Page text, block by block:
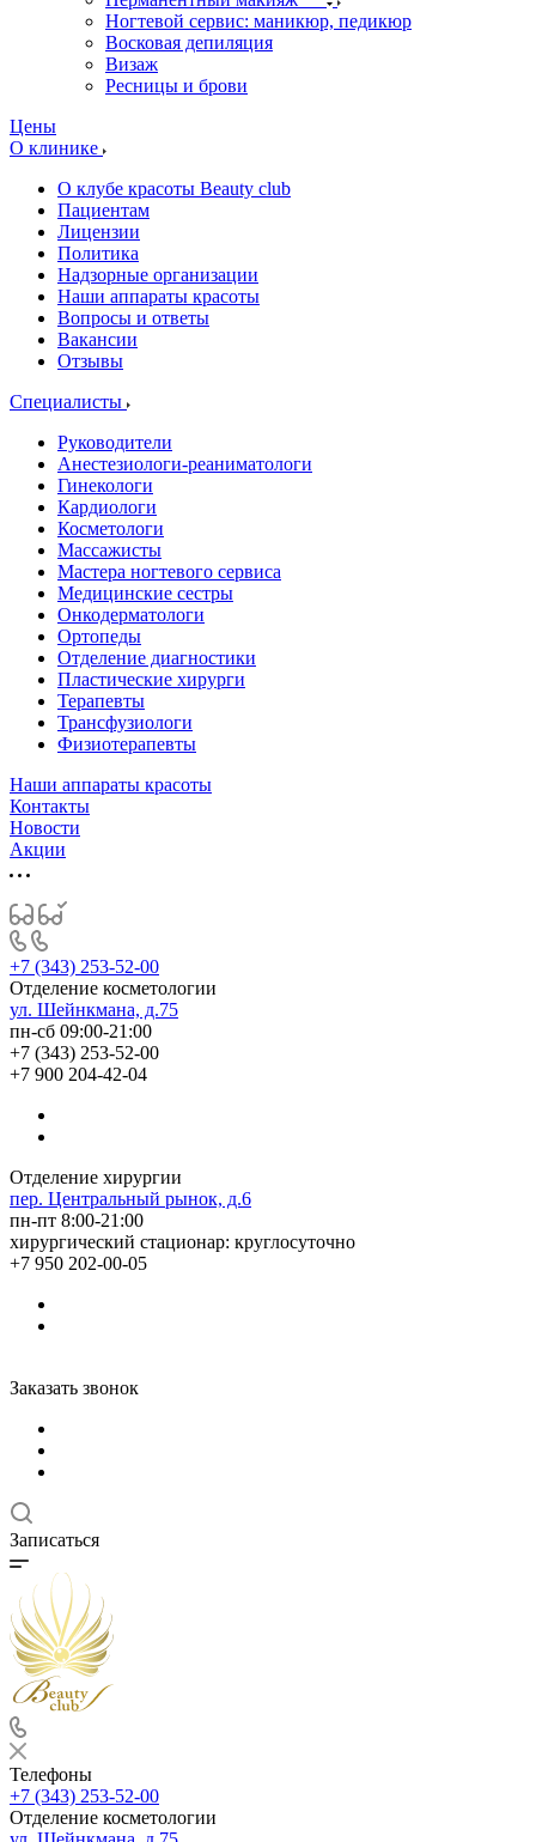
Ногтевой сервис: маникюр, педикюр
Восковая депиляция
Визаж
Ресницы и брови
Цены
О клинике
О клубе красоты Beauty club
Пациентам
Лицензии
Политика
Надзорные организации
Наши аппараты красоты
Вопросы и ответы
Вакансии
Отзывы
Специалисты
Руководители
Анестезиологи-реаниматологи
Гинекологи
Кардиологи
Косметологи
Массажисты
Мастера ногтевого сервиса
Медицинские сестры
Онкодерматологи
Ортопеды
Отделение диагностики
Пластические хирурги
Терапевты
Трансфузиологи
Физиотерапевты
Наши аппараты красоты
Контакты
Новости
Акции
+7 (343) 253-52-00
Отделение косметологии
ул. Шейнкмана, д.75
пн-сб 09:00-21:00
+7 (343) 253-52-00
+7 900 204-42-04
Отделение хирургии
пер. Центральный рынок, д.6
пн-пт 8:00-21:00
хирургический стационар: круглосуточно
+7 950 202-00-05
Заказать звонок
Записаться
Телефоны
+7 (343) 253-52-00
Отделение косметологии